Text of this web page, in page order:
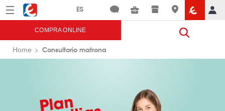
Menú Eroski
COMPRA ONLINE
Home Consultorio matrona